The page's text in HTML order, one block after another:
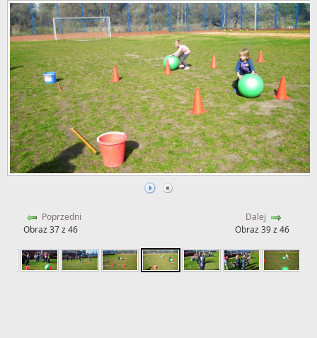
Poprzedni
Obraz 37 z 46
Dalej
Obraz 39 z 46